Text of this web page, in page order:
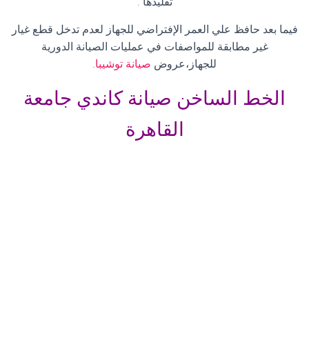
فيما بعد حافظ علي العمر الإفتراضي للجهاز لعدم تدخل قطع غيار
غير مطابقة للمواصفات في عمليات الصيانة الدورية
للجهاز،عروض صيانة توشيبا.
الخط الساخن صيانة كاندي جامعة
القاهرة